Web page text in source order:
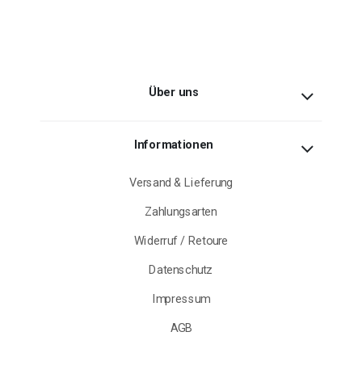
Über uns
Informationen
Versand & Lieferung
Zahlungsarten
Widerruf / Retoure
Datenschutz
Impressum
AGB